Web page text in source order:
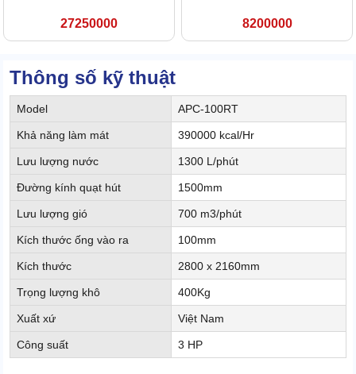
27250000 8200000
Thông số kỹ thuật
Model APC-100RT
Khả năng làm mát 390000 kcal/Hr
Lưu lượng nước 1300 L/phút
Đường kính quạt hút 1500mm
Lưu lượng gió 700 m3/phút
Kích thước ống vào ra 100mm
Kích thước 2800 x 2160mm
Trọng lượng khô 400Kg
Xuất xứ Việt Nam
Công suất 3 HP